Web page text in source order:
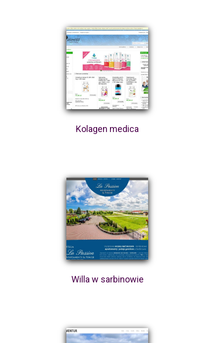
Kolagen medica
Willa w sarbinowie